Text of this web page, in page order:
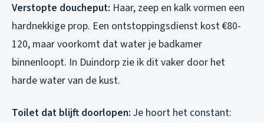
Verstopte doucheput: Haar, zeep en kalk vormen een
hardnekkige prop. Een ontstoppingsdienst kost €80-
120, maar voorkomt dat water je badkamer
binnenloopt. In Duindorp zie ik dit vaker door het
harde water van de kust.
Toilet dat blijft doorlopen: Je hoort het constant: